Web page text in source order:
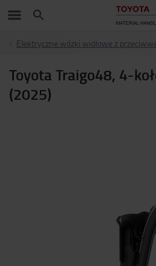
Elektryczne wózki widłowe z
Toyota Traigo48, 4-
(2025)